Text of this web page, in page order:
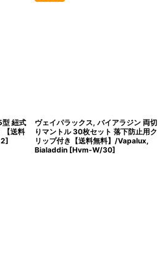
型 紐式
【送料
]
ヴェイパラックス, バイアラジン 両切
りマントル 30枚セット 落下防止用ク
リップ付き【送料無料】/Vapalux,
Bialaddin [Hvm-W/30]